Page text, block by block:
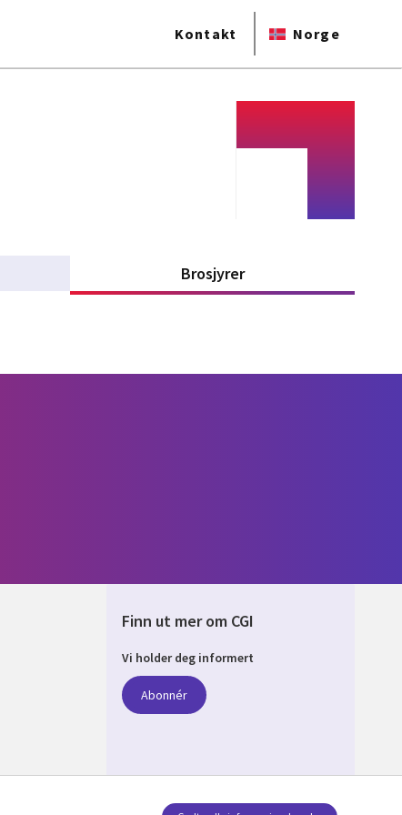
Kontakt Norge
Brosjyrer(active tab)
Finn ut mer om CGI
Vi holder deg informert
Abonnér